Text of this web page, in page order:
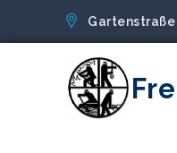
Gartenstraße